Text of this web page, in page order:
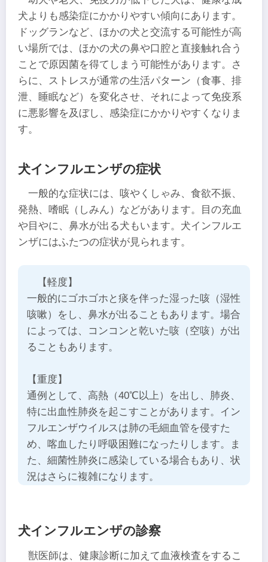
犬よりも感染症にかかりやすい傾向にあります。
ドッグランなど、ほかの犬と交流する可能性が高
い場所では、ほかの犬の鼻や口腔と直接触れ合う
ことで原因菌を得てしまう可能性があります。さ
らに、ストレスが通常の生活パターン（食事、排
泄、睡眠など）を変化させ、それによって免疫系
に悪影響を及ぼし、感染症にかかりやすくなりま
す。
犬インフルエンザの症状
一般的な症状には、咳やくしゃみ、食欲不振、
発熱、嗜眠（しみん）などがあります。目の充血
や目やに、鼻水が出る犬もいます。犬インフルエ
ンザにはふたつの症状が見られます。
【軽度】
一般的にゴホゴホと痰を伴った湿った咳（湿性
咳嗽）をし、鼻水が出ることもあります。場合
によっては、コンコンと乾いた咳（空咳）が出
ることもあります。
【重度】
通例として、高熱（40℃以上）を出し、肺炎、
特に出血性肺炎を起こすことがあります。イン
フルエンザウイルスは肺の毛細血管を侵すた
め、喀血したり呼吸困難になったりします。ま
た、細菌性肺炎に感染している場合もあり、状
況はさらに複雑になります。
犬インフルエンザの診察
獣医師は、健康診断に加えて血液検査をするこ